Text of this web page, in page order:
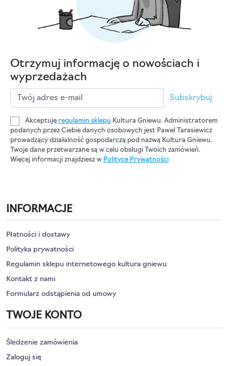
Otrzymuj informację o nowościach i
wyprzedażach
Subskrybuj
Akceptuję regulamin sklepu Kultura Gniewu. Administratorem
podanych przez Ciebie danych osobowych jest Paweł Tarasiewicz
prowadzący działalność gospodarczą pod nazwą Kultura Gniewu.
Twoje dane przetwarzane są w celu obsługi Twoich zamówień.
Więcej informacji znajdziesz w Polityce Prywatności
INFORMACJE
Płatności i dostawy
Polityka prywatności
Regulamin sklepu internetowego kultura gniewu
Kontakt z nami
Formularz odstąpienia od umowy
TWOJE KONTO
Śledzenie zamówienia
Zaloguj się